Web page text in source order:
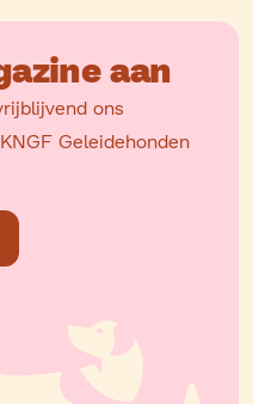
aan
ons
Geleidehonden